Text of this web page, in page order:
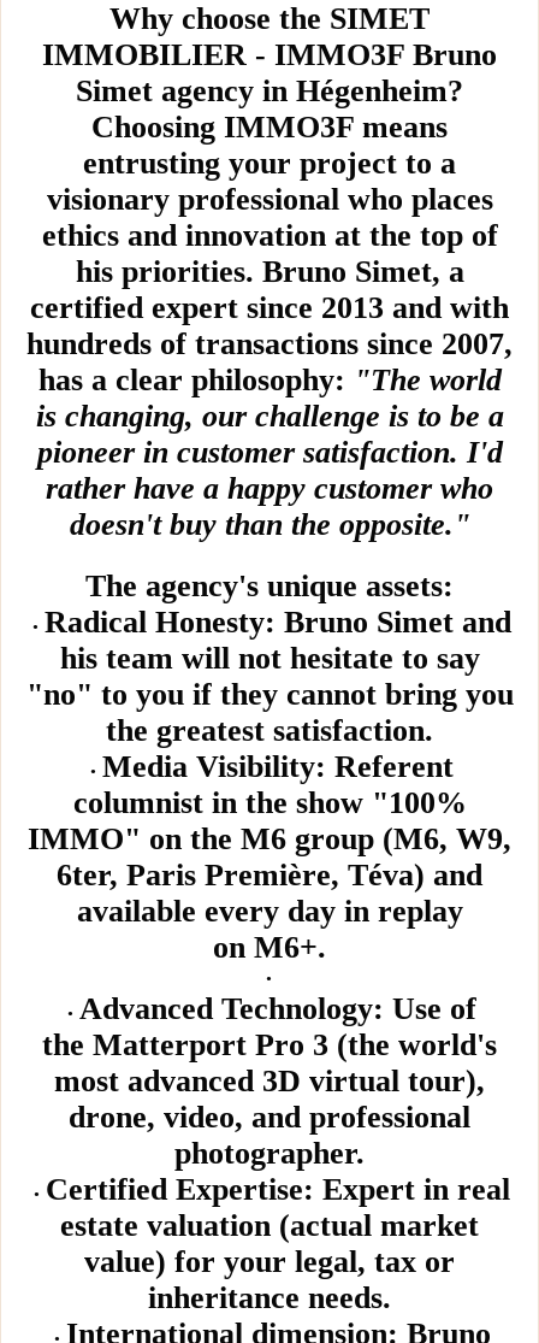
Why choose the SIMET
IMMOBILIER - IMMO3F Bruno
Simet agency in Hégenheim?
Choosing IMMO3F means
entrusting your project to a
visionary professional who places
ethics and innovation at the top of
his priorities. Bruno Simet, a
certified expert since 2013 and with
hundreds of transactions since 2007,
has a clear philosophy: "The world
is changing, our challenge is to be a
pioneer in customer satisfaction. I'd
rather have a happy customer who
doesn't buy than the opposite."
The agency's unique assets:
Radical Honesty: Bruno Simet and
his team will not hesitate to say
"no" to you if they cannot bring you
the greatest satisfaction.
Media Visibility: Referent
columnist in the show "100%
IMMO" on the M6 group (M6, W9,
6ter, Paris Première, Téva) and
available every day in replay
on M6+.
Advanced Technology: Use of
the Matterport Pro 3 (the world's
most advanced 3D virtual tour),
drone, video, and professional
photographer.
Certified Expertise: Expert in real
estate valuation (actual market
value) for your legal, tax or
inheritance needs.
International dimension: Bruno